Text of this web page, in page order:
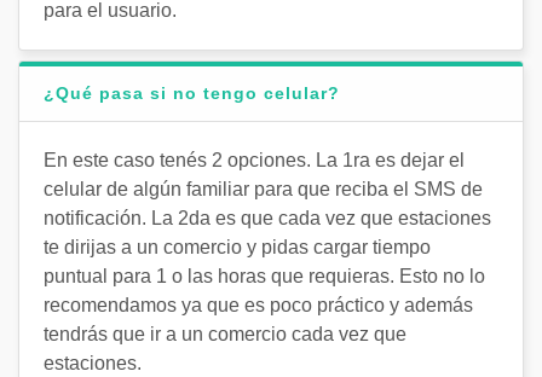
para el usuario.
¿Qué pasa si no tengo celular?
En este caso tenés 2 opciones. La 1ra es dejar el
celular de algún familiar para que reciba el SMS de
notificación. La 2da es que cada vez que estaciones
te dirijas a un comercio y pidas cargar tiempo
puntual para 1 o las horas que requieras. Esto no lo
recomendamos ya que es poco práctico y además
tendrás que ir a un comercio cada vez que
estaciones.